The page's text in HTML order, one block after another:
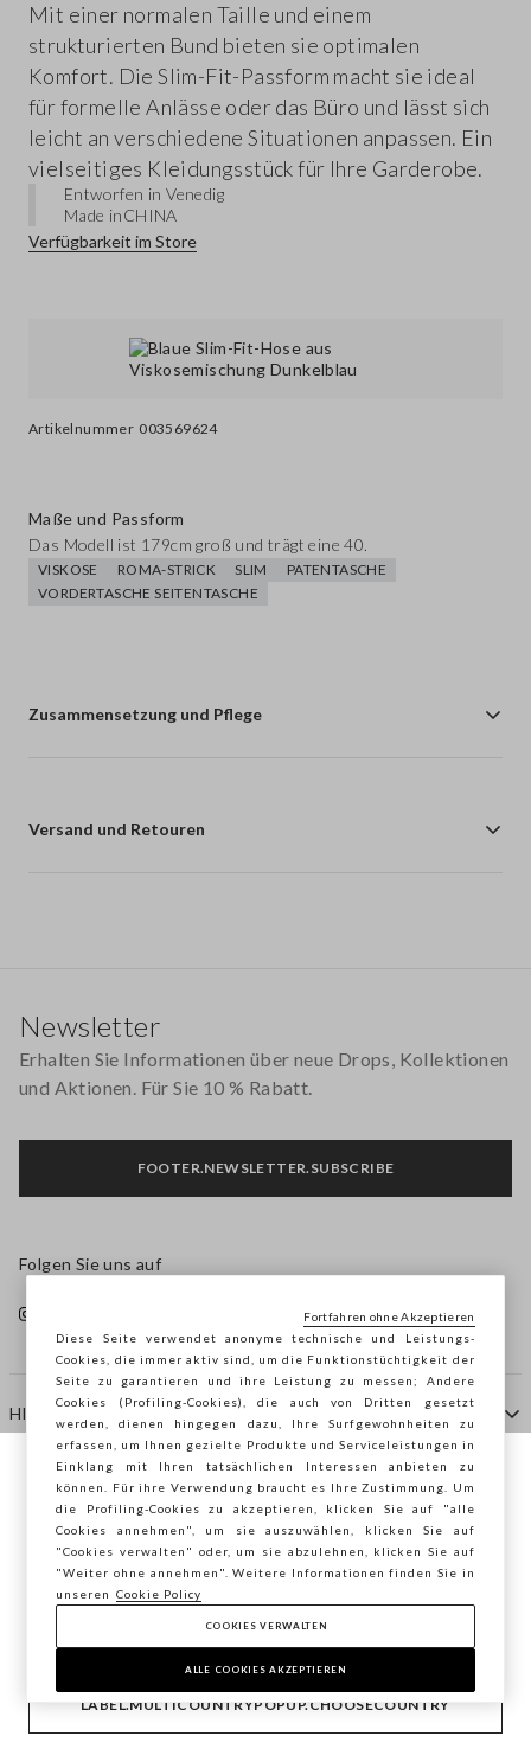
Artikelnummer 003569624
Mit einer normalen Taille und einem
strukturierten Bund bieten sie optimalen
Komfort. Die Slim-Fit-Passform macht sie ideal
für formelle Anlässe oder das Büro und lässt sich
leicht an verschiedene Situationen anpassen. Ein
vielseitiges Kleidungsstück für Ihre Garderobe.
Entworfen in Venedig
Made inCHINA
Verfügbarkeit im Store
Maße und Passform
Das Modell ist 179cm groß und trägt eine 40.
VISKOSE ROMA-STRICK SLIM
PATENTASCHE
VORDERTASCHE SEITENTASCHE
Zusammensetzung und Pflege
Versand und Retouren
HILFE
AGENTUR
KONTAKTE
Newsletter
Erhalten Sie Informationen über neue Drops, Kollektionen
und Aktionen. Für Sie 10 % Rabatt.
FOOTER.NEWSLETTER.SUBSCRIBE
Folgen Sie uns auf
Copyright © Ovs S.p.A. MwSt.-Nr. 04240010274 - Kap.
Kap. 290.923.470 -2.4.0
Sie surfen auf der Seite von STEFANEL
Österreich, möchten Sie Ihren Standort
speichern?
BESTÄTIGEN
LABEL.MULTICOUNTRYPOPUP.CHOOSECOUNTRY
footer.item.country Österreich
Diese Seite verwendet anonyme technische und Leistungs-
Cookies, die immer aktiv sind, um die Funktionstüchtigkeit der
Seite zu garantieren und ihre Leistung zu messen; Andere
Cookies (Profiling-Cookies), die auch von Dritten gesetzt
werden, dienen hingegen dazu, Ihre Surfgewohnheiten zu
erfassen, um Ihnen gezielte Produkte und Serviceleistungen in
Einklang mit Ihren tatsächlichen Interessen anbieten zu
können. Für ihre Verwendung braucht es Ihre Zustimmung. Um
die Profiling-Cookies zu akzeptieren, klicken Sie auf "alle
Cookies annehmen", um sie auszuwählen, klicken Sie auf
"Cookies verwalten" oder, um sie abzulehnen, klicken Sie auf
"Weiter ohne annehmen". Weitere Informationen finden Sie in
unseren
Cookie Policy
COOKIES VERWALTEN
ALLE COOKIES AKZEPTIEREN
Fortfahren ohne Akzeptieren